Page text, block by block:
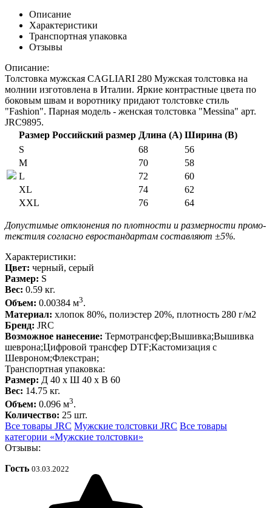
Описание
Характеристики
Транспортная упаковка
Отзывы
Описание:
Толстовка мужская CAGLIARI 280 Мужская толстовка на
молнии изготовлена в Италии. Яркие контрастные цвета по
боковым швам и воротнику придают толстовке стиль
"Fashion". Парная модель - женская толстовка "Messina" арт.
JRC9895.
Размер Российский размер Длина (А) Ширина (В)
S
68
56
M
70
58
L
72
60
XL
74
62
XXL
76 64
Допустимые отклонения по плотности и размерности промо-
текстиля согласно евростандартам составляют ±5%.
Характеристики:
Цвет: черный, серый
Размер: S
Вес: 0.59 кг.
Объем: 0.00384 м3.
Материал: хлопок 80%, полиэстер 20%, плотность 280 г/м2
Бренд: JRC
Возможное нанесение: Термотрансфер;Вышивка;Вышивка
шеврона;Цифровой трансфер DTF;Кастомизация с
Шевроном;Флекстран;
Транспортная упаковка:
Размер: Д 40 x Ш 40 x В 60
Вес: 14.75 кг.
Объем: 0.096 м3.
Количество: 25 шт.
Все товары JRC Мужские толстовки JRC Все товары
категории «Мужские толстовки»
Отзывы:
Гость 03.03.2022